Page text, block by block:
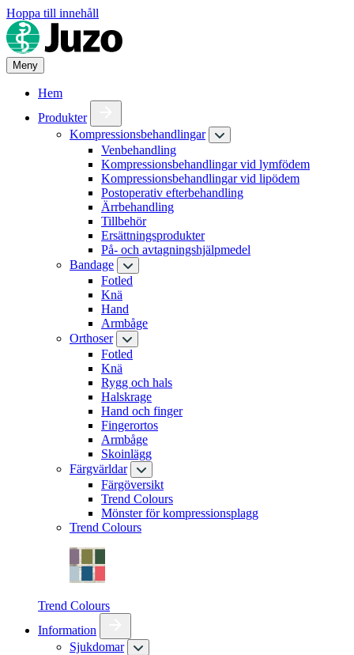
Hoppa till innehåll
Meny
Hem
Produkter
Kompressionsbehandlingar
Venbehandling
Kompressionsbehandlingar vid lymfödem
Kompressionsbehandlingar vid lipödem
Postoperativ efterbehandling
Ärrbehandling
Tillbehör
Ersättningsprodukter
På- och avtagningshjälpmedel
Bandage
Fotled
Knä
Hand
Armbåge
Orthoser
Fotled
Knä
Rygg och hals
Halskrage
Hand och finger
Fingerortos
Armbåge
Skoinlägg
Färgvärldar
Färgöversikt
Trend Colours
Mönster för kompressionsplagg
Trend Colours
Trend Colours
Information
Sjukdomar